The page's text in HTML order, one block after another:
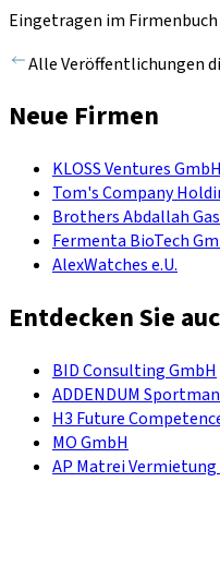
Eingetragen im Firmenbuch
Alle Veröffentlichungen
Neue Firmen
KLOSS Ventures GmbH
Tom's Company
Brothers Abdallah
Fermenta BioTech
AlexWatches e.U.
Entdecken Sie
BID Consulting GmbH
ADDENDUM
H3 Future
MO GmbH
AP Matrei Vermietung